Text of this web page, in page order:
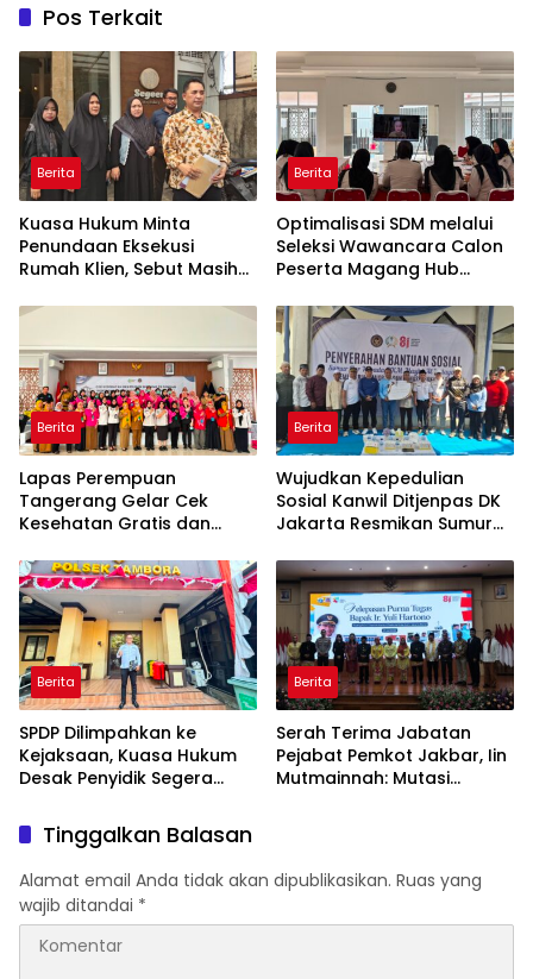
Pos Terkait
Berita
Kuasa Hukum Minta
Penundaan Eksekusi
Rumah Klien, Sebut Masih
Hukum yang Berjalan
Berita
Optimalisasi SDM melalui
Seleksi Wawancara Calon
Peserta Magang Hub
2026
Berita
Lapas Perempuan
Tangerang Gelar Cek
Kesehatan Gratis dan
DNA bagi Petugas dan
Warga Binaan
Berita
Wujudkan Kepedulian
Sosial Kanwil Ditjenpas DK
Jakarta Resmikan Sumur
Berita
SPDP Dilimpahkan ke
Kejaksaan, Kuasa Hukum
Desak Penyidik Segera
Pengeroyokan
Berita
Serah Terima Jabatan
Pejabat Pemkot Jakbar, Iin
Mutmainnah: Mutasi
Tinggalkan Balasan
Alamat email Anda tidak akan dipublikasikan. Ruas yang
wajib ditandai *